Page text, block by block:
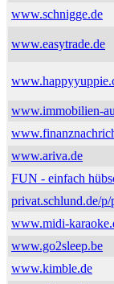
www.schnigge.de
www.easytrade.de
www.immobilien-
www.ariva.de
FUN - einfach
privat.schlund.de/
www.midi-
www.go2sleep.be
www.kimble.de